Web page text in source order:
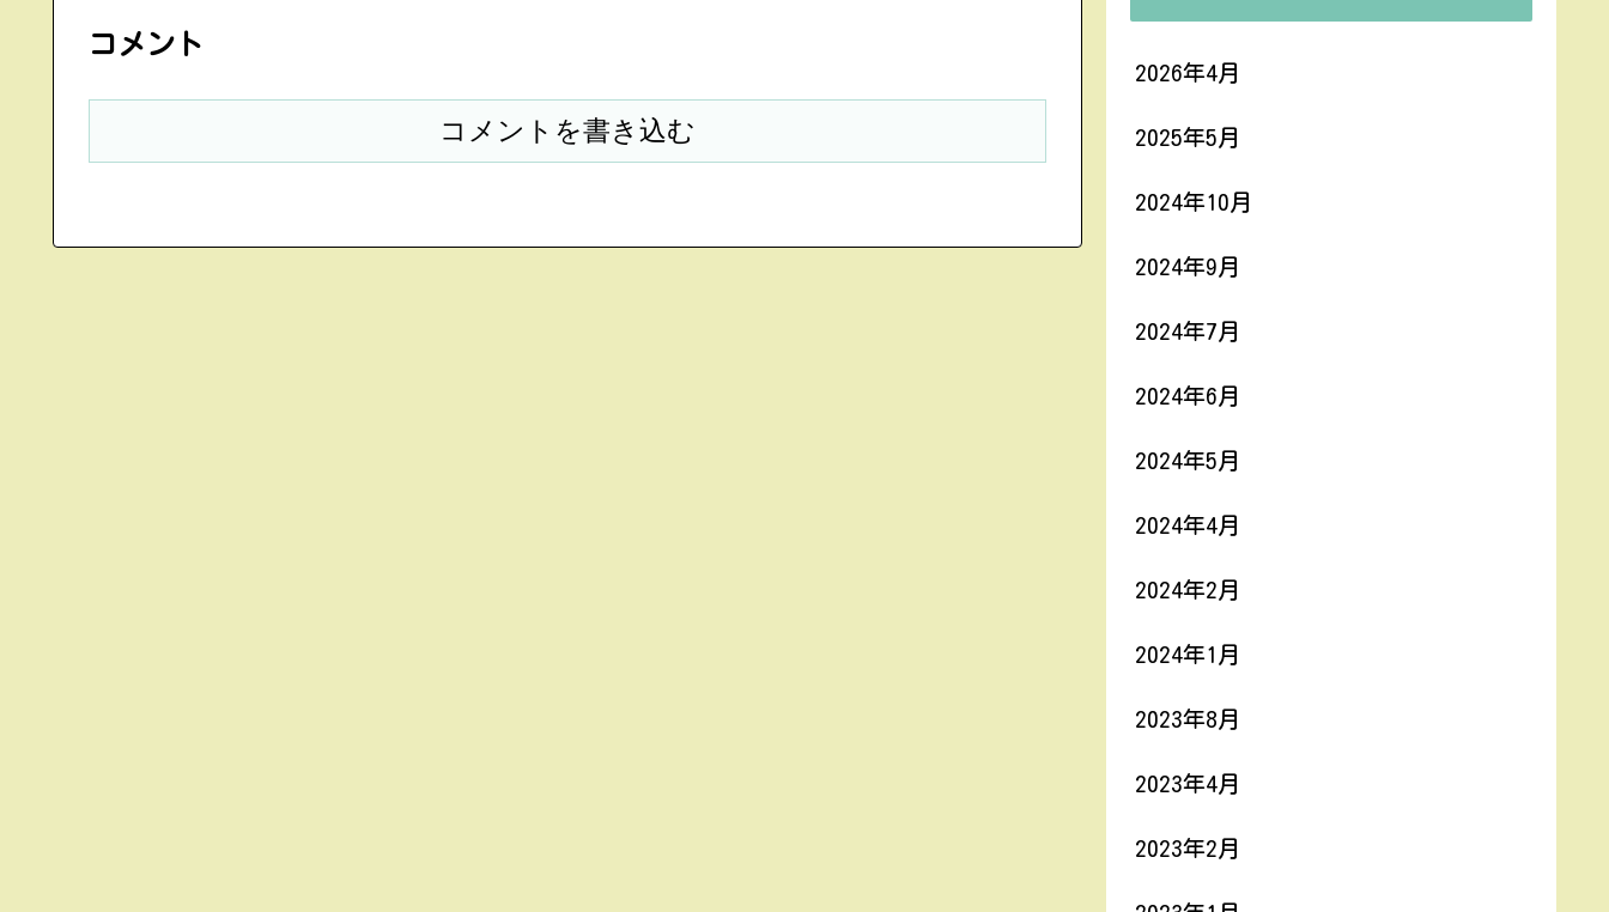
コメント
コメントを書き込む
2026年4月
2025年5月
2024年10月
2024年9月
2024年7月
2024年6月
2024年5月
2024年4月
2024年2月
2024年1月
2023年8月
2023年4月
2023年2月